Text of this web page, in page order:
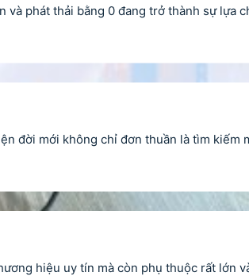
phát thải bằng 0 đang trở thành sự
đời mới không chỉ đơn thuần là tìm
hiệu uy tín mà còn phụ thuộc rất lớn